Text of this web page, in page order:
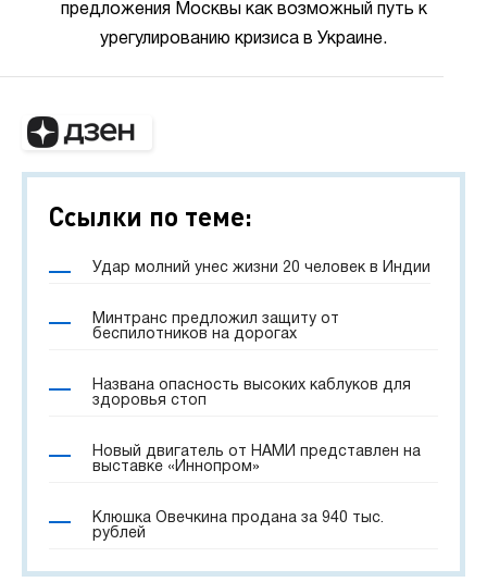
предложения Москвы как возможный путь к
урегулированию кризиса в Украине.
Ссылки по теме:
Удар молний унес жизни 20 человек в Индии
Минтранс предложил защиту от
беспилотников на дорогах
Названа опасность высоких каблуков для
здоровья стоп
Новый двигатель от НАМИ представлен на
выставке «Иннопром»
Клюшка Овечкина продана за 940 тыс.
рублей